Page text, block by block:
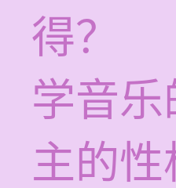
得？
学音
主的